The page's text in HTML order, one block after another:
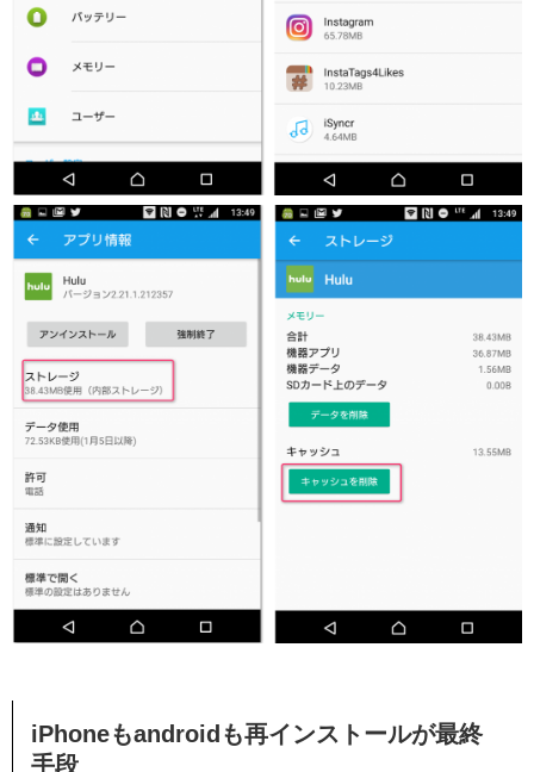
iPhoneもandroidも再インストールが最終
手段